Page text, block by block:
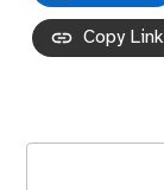
Copy Link